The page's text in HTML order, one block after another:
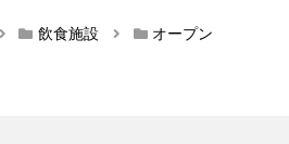
飲食施設 オープン